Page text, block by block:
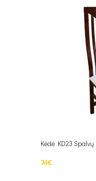
Kėdė KD23
74€